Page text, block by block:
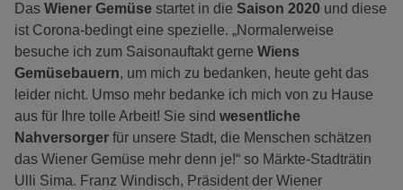
Das Wiener Gemüse startet in die Saison 2020 und diese
ist Corona-bedingt eine spezielle. „Normalerweise
besuche ich zum Saisonauftakt gerne Wiens
Gemüsebauern, um mich zu bedanken, heute geht das
leider nicht. Umso mehr bedanke ich mich von zu Hause
aus für Ihre tolle Arbeit! Sie sind wesentliche
Nahversorger für unsere Stadt, die Menschen schätzen
das Wiener Gemüse mehr denn je!“ so Märkte-Stadträtin
Ulli Sima. Franz Windisch, Präsident der Wiener